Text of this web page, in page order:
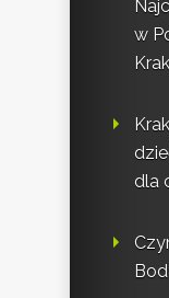
w
dla